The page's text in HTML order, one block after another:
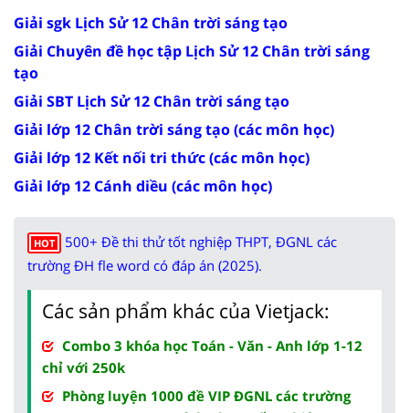
Giải sgk Lịch Sử 12 Chân trời sáng tạo
Giải Chuyên đề học tập Lịch Sử 12 Chân trời sáng
tạo
Giải SBT Lịch Sử 12 Chân trời sáng tạo
Giải lớp 12 Chân trời sáng tạo (các môn học)
Giải lớp 12 Kết nối tri thức (các môn học)
Giải lớp 12 Cánh diều (các môn học)
HOT
500+ Đề thi thử tốt nghiệp THPT, ĐGNL các
trường ĐH fle word có đáp án (2025).
Các sản phẩm khác của Vietjack:
Combo 3 khóa học Toán - Văn - Anh lớp 1-12
chỉ với 250k
Phòng luyện 1000 đề VIP ĐGNL các trường